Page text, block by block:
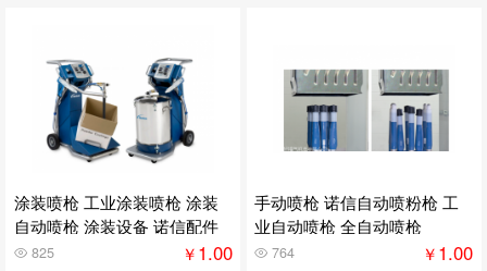
涂装喷枪 工业涂装喷枪 涂装
自动喷枪 涂装设备 诺信配件
825 ￥1.00
手动喷枪 诺信自动喷粉枪 工
业自动喷枪 全自动喷枪
764 ￥1.00